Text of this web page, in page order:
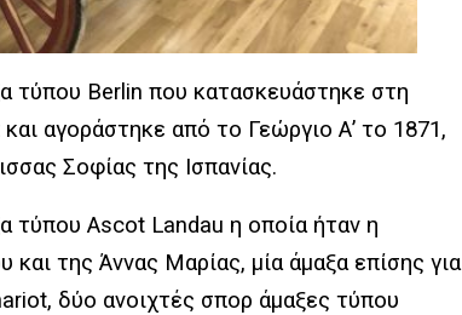
τύπου Berlin που κατασκευάστηκε στη
αγοράστηκε από το Γεώργιο Α’ το 1871,
Σοφίας της Ισπανίας.
τύπου Ascot Landau η οποία ήταν η
και της Άννας Μαρίας, μία άμαξα επίσης για
δύο ανοιχτές σπορ άμαξες τύπου